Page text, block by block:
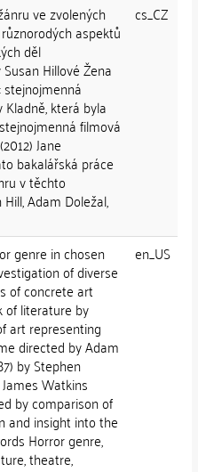
ve zvolených
aspektů
děl
Hillové Žena
která byla
filmová
Jane
bakalářská práce
v těchto
Adam Doležal,
cs_CZ
genre in chosen
of diverse
of concrete art
of literature by
art representing
directed by Adam
by Stephen
Watkins
by comparison of
and insight into the
Horror genre,
theatre,
en_US